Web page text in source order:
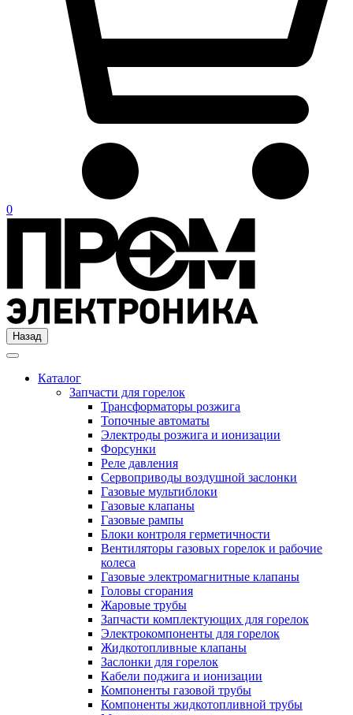
0
Назад
Каталог
Запчасти для горелок
Трансформаторы розжига
Топочные автоматы
Электроды розжига и ионизации
Форсунки
Реле давления
Сервоприводы воздушной заслонки
Газовые мультиблоки
Газовые клапаны
Газовые рампы
Блоки контроля герметичности
Вентиляторы газовых горелок и рабочие
колеса
Газовые электромагнитные клапаны
Головы сгорания
Жаровые трубы
Запчасти комплектующих для горелок
Электрокомпоненты для горелок
Жидкотопливные клапаны
Заслонки для горелок
Кабели поджига и ионизации
Компоненты газовой трубы
Компоненты жидкотопливной трубы